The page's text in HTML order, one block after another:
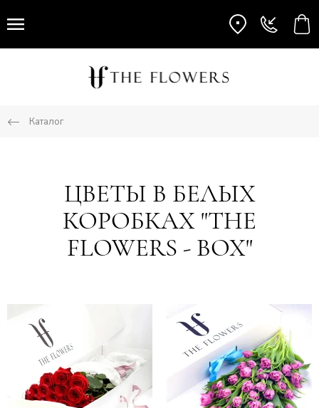
Каталог
ЦВЕТЫ В БЕЛЫХ
КОРОБКАХ "THE
FLOWERS - BOX"